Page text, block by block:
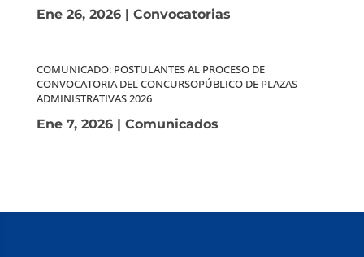
Ene 26, 2026| Convocatorias
COMUNICADO: POSTULANTES AL PROCESO DE
CONVOCATORIA DEL CONCURSOPÚBLICO DE PLAZAS
ADMINISTRATIVAS 2026
Ene 7, 2026| Comunicados